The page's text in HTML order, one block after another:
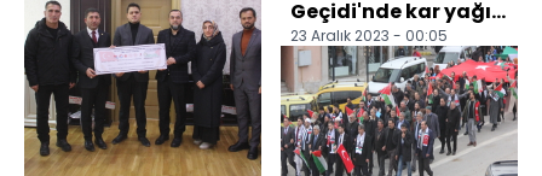
Geçidi'nde kar yağışı
etkili oluyor
23 Aralık 2023 - 00:05